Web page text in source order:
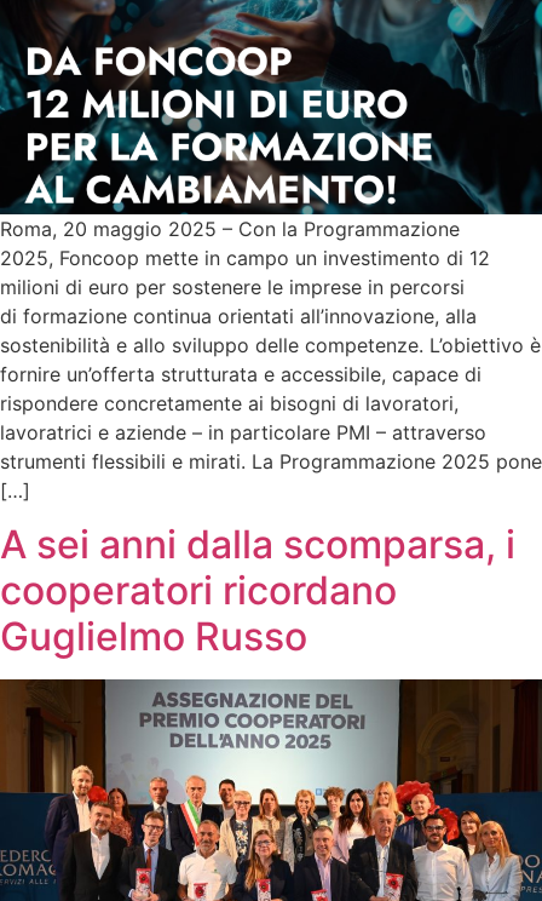
Roma, 20 maggio 2025 – Con la Programmazione
2025, Foncoop mette in campo un investimento di 12
milioni di euro per sostenere le imprese in percorsi
di formazione continua orientati all’innovazione, alla
sostenibilità e allo sviluppo delle competenze. L’obiettivo è
fornire un’offerta strutturata e accessibile, capace di
rispondere concretamente ai bisogni di lavoratori,
lavoratrici e aziende – in particolare PMI – attraverso
strumenti flessibili e mirati. La Programmazione 2025 pone
[…]
A sei anni dalla scomparsa, i
cooperatori ricordano
Guglielmo Russo